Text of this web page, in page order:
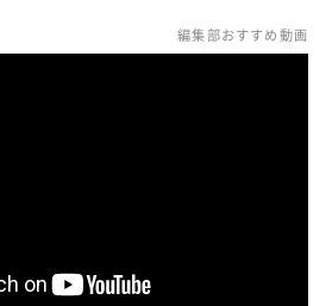
編集部おすすめ動画